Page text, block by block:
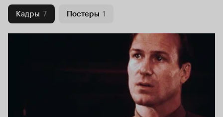
Кадры 7 Постеры 1